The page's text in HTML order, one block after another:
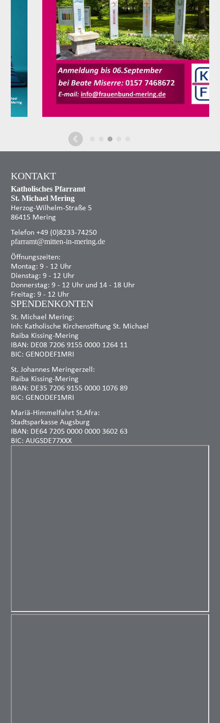
KONTAKT
Katholisches Pfarramt
St. Michael Mering
Herzog-Wilhelm-Straße 5
86415 Mering
Telefon +49 (0)8233-74250
pfarramt@mitten-in-mering.de
Öffnungszeiten:
Montag: 9 - 12 Uhr
Dienstag: 9 - 12 Uhr
Donnerstag: 9 - 12 Uhr und 14 - 18 Uhr
Freitag: 9 - 12 Uhr
SPENDENKONTEN
St. Michael Mering:
Inh: Katholische Kirchenstiftung St. Michael
Raiba Kissing-Mering
IBAN: DE08 7206 9155 0000 1264 11
BIC: GENODEF1MRI
St. Johannes Meringerzell:
Raiba Kissing-Mering
IBAN: DE35 7206 9155 0000 1076 89
BIC: GENODEF1MRI
Mariä-Himmelfahrt St.Afra:
Stadtsparkasse Augsburg
IBAN: DE64 7205 0000 0000 3602 63
BIC: AUGSDE77XXX